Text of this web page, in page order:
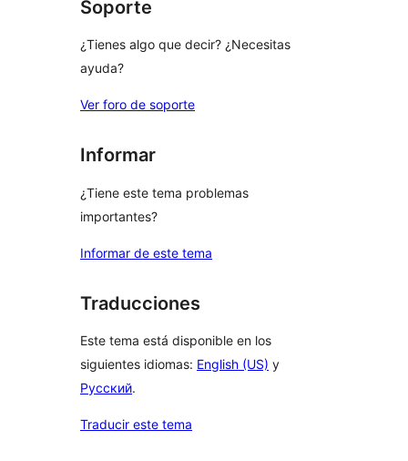
Soporte
¿Tienes algo que decir? ¿Necesitas
ayuda?
Ver foro de soporte
Informar
¿Tiene este tema problemas
importantes?
Informar de este tema
Traducciones
Este tema está disponible en los
siguientes idiomas: English (US) y
Русский.
Traducir este tema